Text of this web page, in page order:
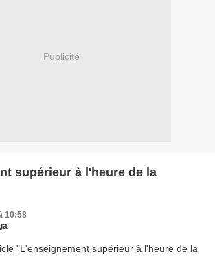
Publicité
supérieur à l'heure de la
10:58